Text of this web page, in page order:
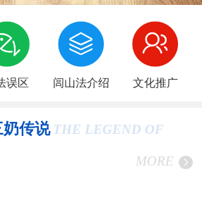
误区 闾山法介绍 文化推广
奶传说 THE LEGEND OF
MORE